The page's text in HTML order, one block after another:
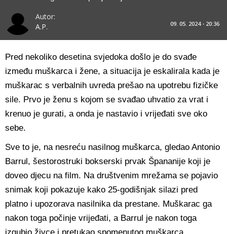
Autor:
A.P.
09. 05. 2024 - 20:36
Pred nekoliko desetina svjedoka došlo je do svađe
između muškarca i žene, a situacija je eskalirala kada je
muškarac s verbalnih uvreda prešao na upotrebu fizičke
sile. Prvo je ženu s kojom se svađao uhvatio za vrat i
krenuo je gurati, a onda je nastavio i vrijeđati sve oko
sebe.
Sve to je, na nesreću nasilnog muškarca, gledao Antonio
Barrul, šestorostruki bokserski prvak Špananije koji je
doveo djecu na film. Na društvenim mrežama se pojavio
snimak koji pokazuje kako 25-godišnjak silazi pred
platno i upozorava nasilnika da prestane. Muškarac ga
nakon toga počinje vrijeđati, a Barrul je nakon toga